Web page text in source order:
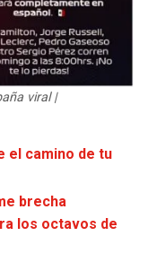
viral |
el camino de tu
brecha
los octavos de